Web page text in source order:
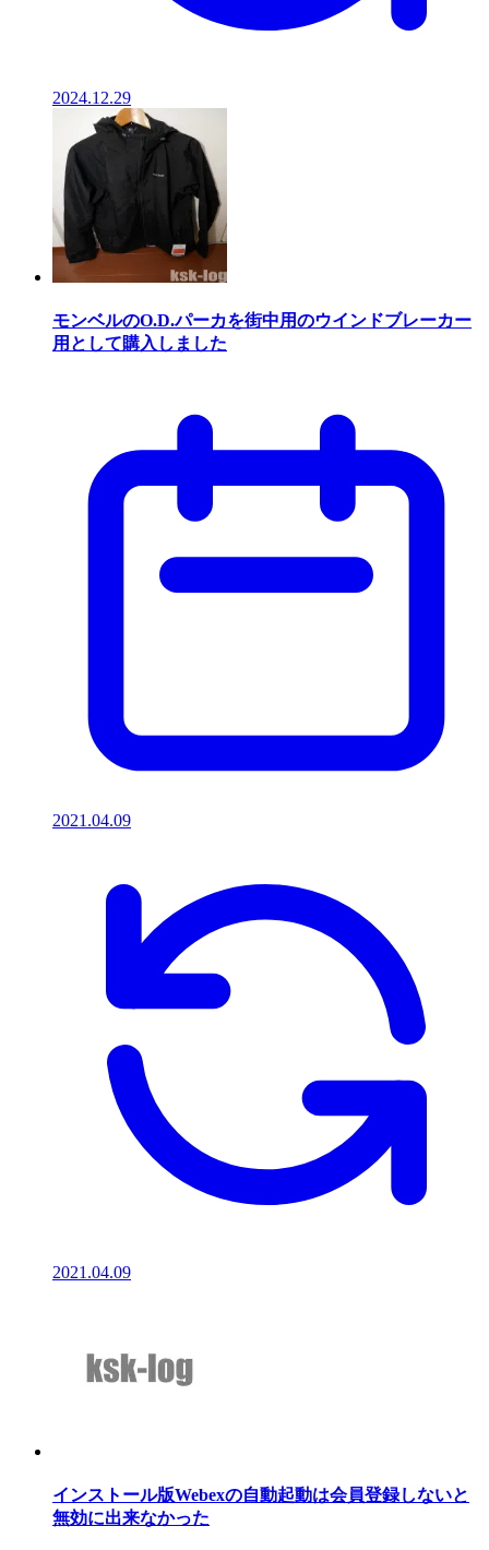
2024.12.29
モンベルのO.D.パーカを街中用のウインドブレーカー
用として購入しました
2021.04.09
2021.04.09
インストール版Webexの自動起動は会員登録しないと
無効に出来なかった